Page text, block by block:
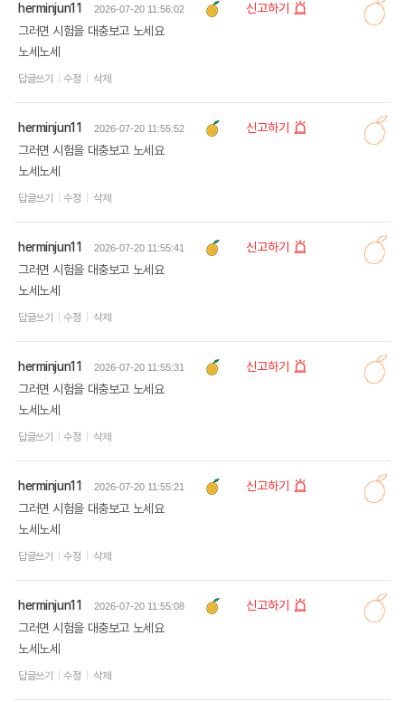
herminjun11 2026-07-20 11:56:02
신고하기
그러면 시험을 대충보고 노세요
노세노세
답글쓰기 수정 삭제
herminjun11 2026-07-20 11:55:52
신고하기
그러면 시험을 대충보고 노세요
노세노세
답글쓰기 수정 삭제
herminjun11 2026-07-20 11:55:41
신고하기
그러면 시험을 대충보고 노세요
노세노세
답글쓰기 수정 삭제
herminjun11 2026-07-20 11:55:31
신고하기
그러면 시험을 대충보고 노세요
노세노세
답글쓰기 수정 삭제
herminjun11 2026-07-20 11:55:21
신고하기
그러면 시험을 대충보고 노세요
노세노세
답글쓰기 수정 삭제
herminjun11 2026-07-20 11:55:08
신고하기
그러면 시험을 대충보고 노세요
노세노세
답글쓰기 수정 삭제